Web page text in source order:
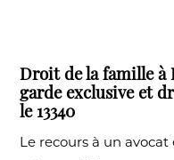
Droit de la famille à
garde exclusive et
le 13340
Le recours à un